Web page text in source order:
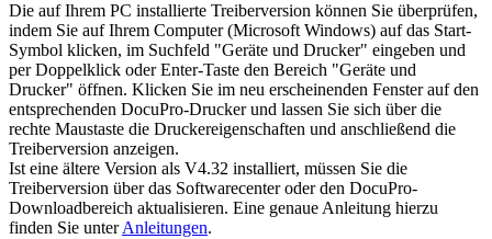
Die auf Ihrem PC installierte Treiberversion können Sie überprüfen,
indem Sie auf Ihrem Computer (Microsoft Windows) auf das Start-
Symbol klicken, im Suchfeld "Geräte und Drucker" eingeben und
per Doppelklick oder Enter-Taste den Bereich "Geräte und
Drucker" öffnen. Klicken Sie im neu erscheinenden Fenster auf den
entsprechenden DocuPro-Drucker und lassen Sie sich über die
rechte Maustaste die Druckereigenschaften und anschließend die
Treiberversion anzeigen.
Ist eine ältere Version als V4.32 installiert, müssen Sie die
Treiberversion über das Softwarecenter oder den DocuPro-
Downloadbereich aktualisieren. Eine genaue Anleitung hierzu
finden Sie unterAnleitungen.